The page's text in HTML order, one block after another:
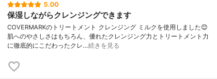
5.00
保湿しながらクレンジングできます
COVERMARKのトリートメント クレンジング ミルクを使用しました😊
肌へのやさしさはもちろん、優れたクレンジング力とトリートメント力
に徹底的にこだわったクレ…続きを見る